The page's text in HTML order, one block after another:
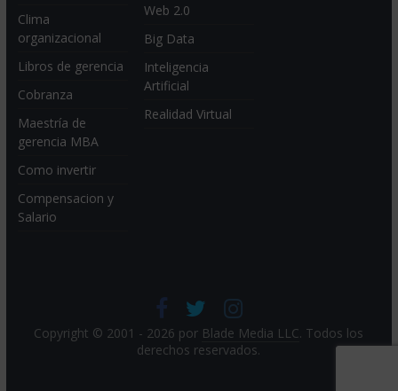
Clima
organizacional
Libros de gerencia
Cobranza
Maestría de
gerencia MBA
Como invertir
Compensacion y
Salario
Web 2.0
Big Data
Inteligencia
Artificial
Realidad Virtual
Copyright © 2001 - 2026 por Blade Media LLC. Todos los
derechos reservados.